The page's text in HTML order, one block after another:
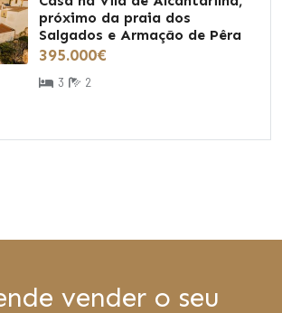
próximo da praia dos
Salgados e Armação de Pêra
395.000€
3 2
vender o seu